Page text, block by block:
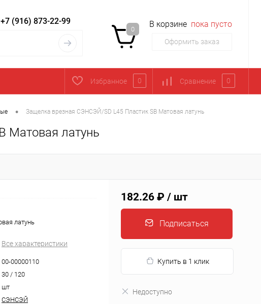
+7 (916) 873-22-99
0
В корзине пока пусто
Оформить заказ
Избранное 0 Сравнение 0
• Защелка врезная СЭНСЭЙ/SD L45 Пластик SB Матовая латунь
Матовая латунь
латунь
Все характеристики
00-00000110
30 / 120
шт
СЭНСЭЙ
182.26 ₽ / шт
Подписаться
Купить в 1 клик
Недоступно